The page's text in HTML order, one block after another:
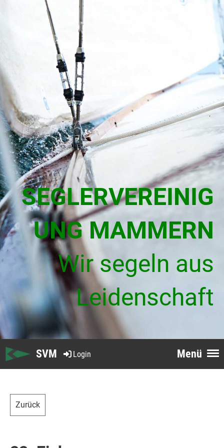
SEGLERVEREINIG
UNG MAMMERN
Wir segeln aus
Leidenschaft
Menü
Login
SVM
Zurück